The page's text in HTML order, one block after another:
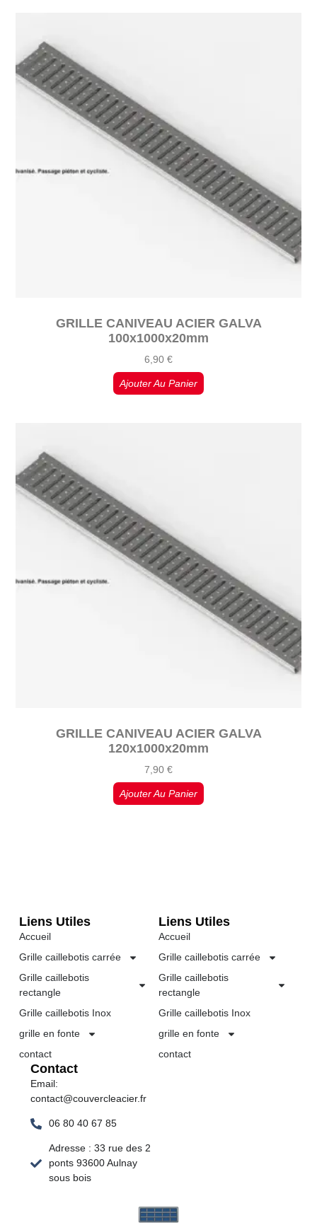
GRILLE CANIVEAU ACIER GALVA
100x1000x20mm
6,90 €
Ajouter Au Panier
GRILLE CANIVEAU ACIER GALVA
120x1000x20mm
7,90 €
Ajouter Au Panier
Liens Utiles
Accueil
Grille caillebotis carrée
Grille caillebotis
rectangle
Grille caillebotis Inox
grille en fonte
contact
Liens Utiles
Accueil
Grille caillebotis carrée
Grille caillebotis
rectangle
Grille caillebotis Inox
grille en fonte
contact
Contact
Email:
contact@couvercleacier.fr
06 80 40 67 85
Adresse : 33 rue des 2
ponts 93600 Aulnay
sous bois